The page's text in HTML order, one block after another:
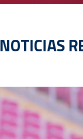
NOTICIAS